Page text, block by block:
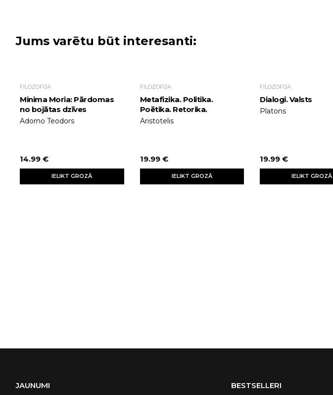
Jums varētu būt interesanti:
FILOZOFIJA
Minima Moria: Pārdomas
no bojātas dzīves
Adorno Teodors
14.99 €
IELIKT GROZĀ
FILOZOFIJA
Metafizika. Politika.
Poētika. Retorika.
Aristotelis
19.99 €
IELIKT GROZĀ
FILOZOFIJA
Dialogi. Valsts
Platons
19.99 €
IELIKT GROZĀ
JAUNUMI BESTSELLERI